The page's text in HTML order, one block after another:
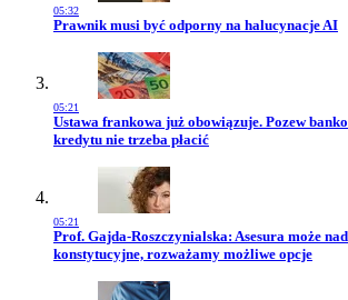
05:32
Przejdź do artykułu:
Prawnik musi być odporny na halucynacje AI
05:21
Przejdź do artykułu:
Ustawa frankowa już obowiązuje. Pozew
kredytu nie trzeba płacić
05:21
Przejdź do artykułu:
Prof. Gajda-Roszczynialska: Asesura może
konstytucyjne, rozważamy możliwe opcje